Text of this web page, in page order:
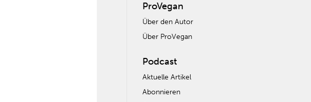
ProVegan
Über den Autor
Über ProVegan
Podcast
Aktuelle Artikel
Abonnieren